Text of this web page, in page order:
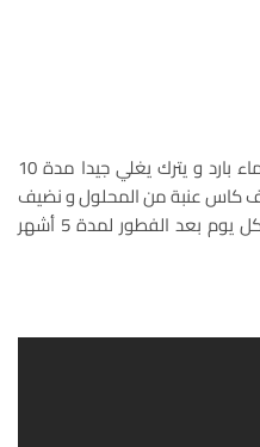
نقوم بمزج المكونات مع نصف لتر ماء بارد و يترك يغلي جيدا مدة 10
كاس عنبة من المحلول و نضيف
اليه كاس صغير عصير برتقال يشرب كل يوم بعد الفطور لمدة 5 أشهر